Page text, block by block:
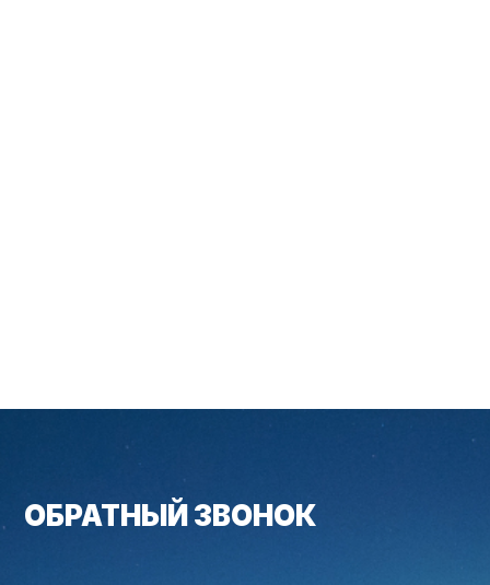
ОБРАТНЫЙ ЗВОНОК